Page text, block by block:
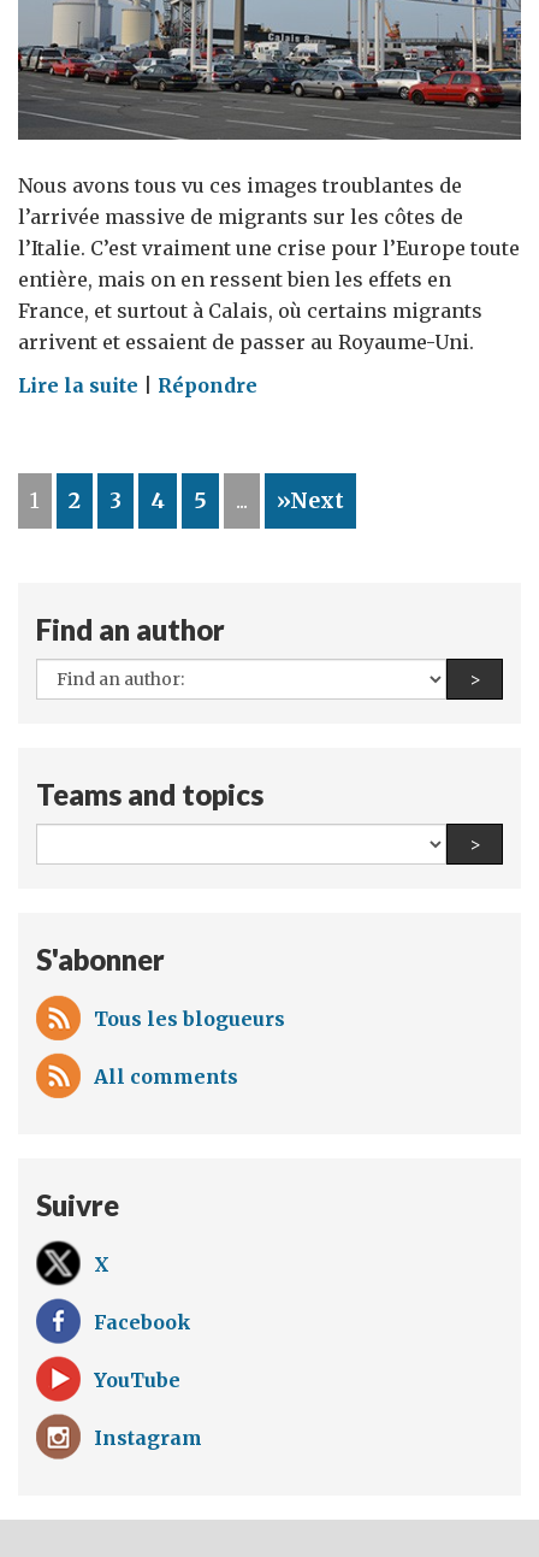
Nous avons tous vu ces images troublantes de
l’arrivée massive de migrants sur les côtes de
l’Italie. C’est vraiment une crise pour l’Europe toute
entière, mais on en ressent bien les effets en
France, et surtout à Calais, où certains migrants
arrivent et essaient de passer au Royaume-Uni.
Lire la suite on
notre
coopération
en
matière
d'immigration
Répondre
1 2 3 4 5 ... »Next
Find an author
All
authors:
>Find
Teams and topics
All
teams
>Find
S'abonner
Tous les blogueurs
All comments
Suivre
X
Facebook
YouTube
Instagram